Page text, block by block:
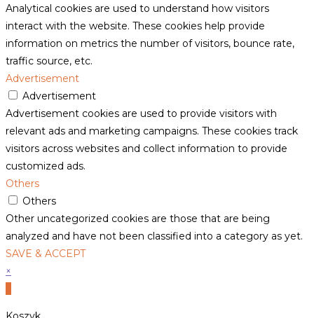
Analytical cookies are used to understand how visitors
interact with the website. These cookies help provide
information on metrics the number of visitors, bounce rate,
traffic source, etc.
Advertisement
Advertisement
Advertisement cookies are used to provide visitors with
relevant ads and marketing campaigns. These cookies track
visitors across websites and collect information to provide
customized ads.
Others
Others
Other uncategorized cookies are those that are being
analyzed and have not been classified into a category as yet.
SAVE & ACCEPT
×